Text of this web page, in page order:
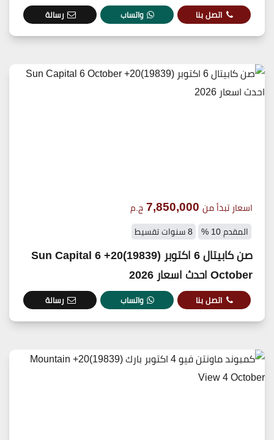
اتصل بنا واتساب رسالة
اسعار تبدأ من 7,850,000 ج.م
المقدم 10 % 8 سنوات تقسيط
صن كابيتال 6 اكتوبر (19839)20+ Sun Capital 6
October احدث اسعار 2026
اتصل بنا واتساب رسالة